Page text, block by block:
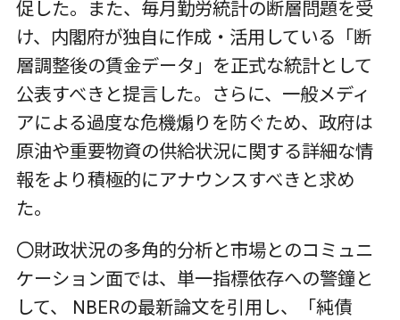
促した。また、毎月勤労統計の断層問題を受
け、内閣府が独自に作成・活用している「断
層調整後の賃金データ」を正式な統計として
公表すべきと提言した。さらに、一般メディ
アによる過度な危機煽りを防ぐため、政府は
原油や重要物資の供給状況に関する詳細な情
報をより積極的にアナウンスすべきと求め
た。
〇財政状況の多角的分析と市場とのコミュニ
ケーション面では、単一指標依存への警鐘と
して、 NBERの最新論文を引用し、「純債